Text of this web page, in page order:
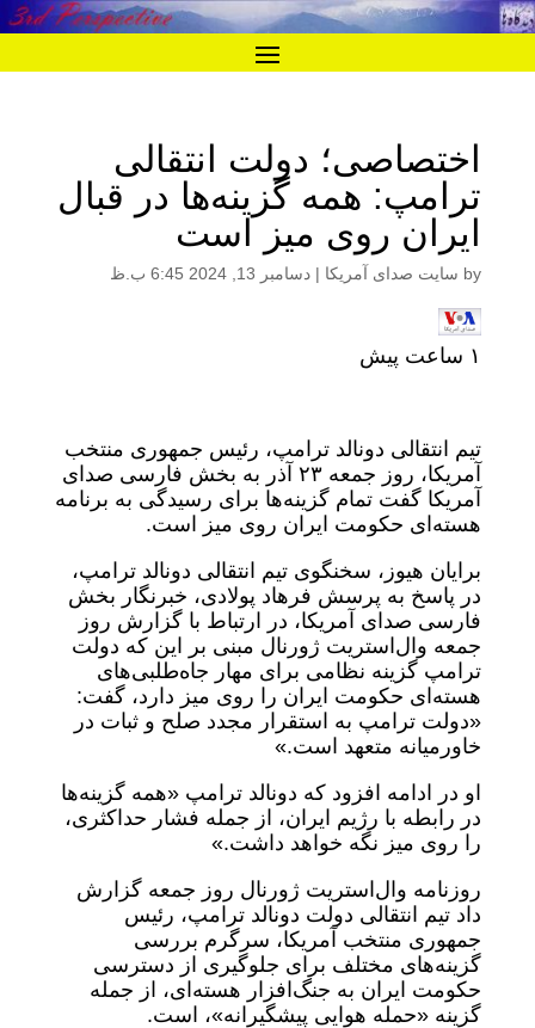
اختصاصی؛ دولت انتقالی
ترامپ: همه گزینه‌ها در قبال
ایران روی میز است
by سایت صدای آمریکا | دسامبر 13, 2024 6:45 ب.ظ
۱ ساعت پیش
تیم انتقالی دونالد ترامپ، رئیس جمهوری منتخب
آمریکا، روز جمعه ٢٣ آذر به بخش فارسی صدای
آمریکا گفت تمام گزینه‌ها برای رسیدگی به برنامه
هسته‌ای حکومت ایران روی میز است.
برایان هیوز، سخنگوی تیم انتقالی دونالد ترامپ،
در پاسخ به پرسش فرهاد پولادی، خبرنگار بخش
فارسی صدای آمریکا، در ارتباط با گزارش روز
جمعه وال‌استریت ژورنال مبنی بر این که دولت
ترامپ گزینه نظامی برای مهار جاه‌طلبی‌های
هسته‌ای حکومت ایران را روی میز دارد، گفت:
«دولت ترامپ به استقرار مجدد صلح و ثبات در
خاورمیانه متعهد است.»
او در ادامه افزود که دونالد ترامپ «همه گزینه‌ها
در رابطه با رژیم ایران، از جمله فشار حداکثری،
را روی میز نگه خواهد داشت.»
روزنامه وال‌استریت ژورنال روز جمعه گزارش
داد تیم انتقالی دولت دونالد ترامپ، رئیس
جمهوری منتخب آمریکا، سرگرم بررسی
گزینه‌های مختلف برای جلوگیری از دسترسی
حکومت ایران به جنگ‌افزار هسته‌ای، از جمله
گزینه «حمله هوایی پیشگیرانه»، است.